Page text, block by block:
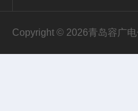
Copyright © 2026青岛容广